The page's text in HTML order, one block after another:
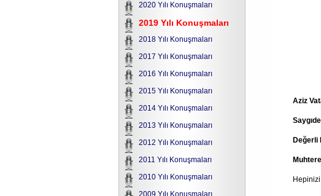
2020 Yılı Konuşmaları
2019 Yılı Konuşmaları
2018 Yılı Konuşmaları
2017 Yılı Konuşmaları
2016 Yılı Konuşmaları
2015 Yılı Konuşmaları
2014 Yılı Konuşmaları
2013 Yılı Konuşmaları
2012 Yılı Konuşmaları
2011 Yılı Konuşmaları
2010 Yılı Konuşmaları
Aziz
Değerli